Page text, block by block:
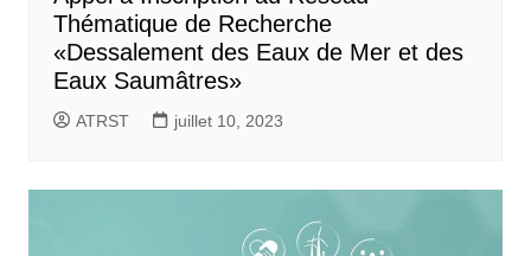
Thématique de Recherche
«Dessalement des Eaux de Mer et des
Eaux Saumâtres»
ATRST juillet 10, 2023